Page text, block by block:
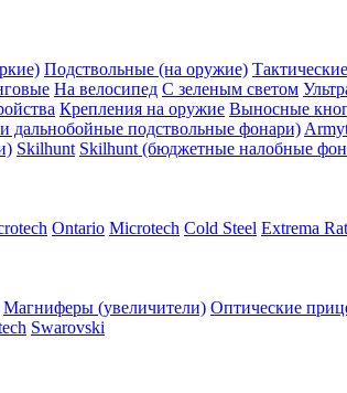
Подствольные (на оружие)
На велосипед С зеленым светом
Крепления на оружие Выносные
дальнобойные подствольные фонари)
Skilhunt Skilhunt (бюджетные налобные
Ontario Microtech Cold Steel Extrema
Магниферы (увеличители) Оптические
Swarovski